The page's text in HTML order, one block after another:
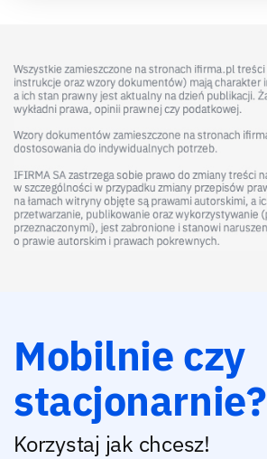
Mobilnie czy
stacjonarnie?
Korzystaj jak chcesz!